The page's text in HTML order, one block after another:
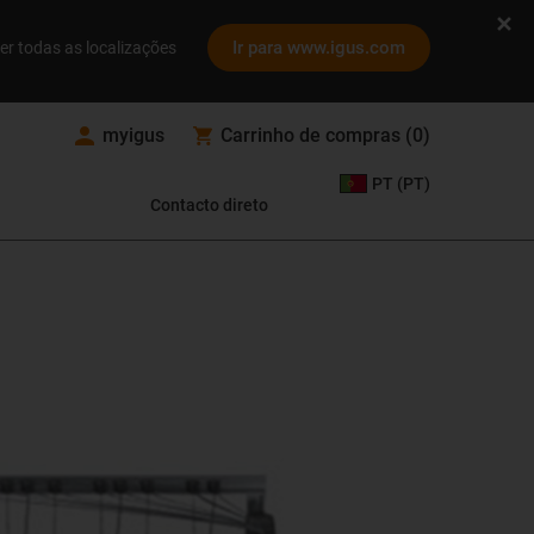
todas as localizações Ir para www.igus.com
myigus Carrinho de compras (0)
Contacto direto
PT (PT)